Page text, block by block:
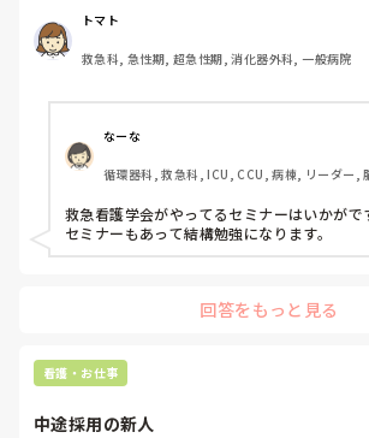
つきます。(今まで患者の対応してても院外
ればしっかりと対応できたのかなといつも
落ち込んでました。でも研修できる自信
きました。ACLSは受ける予定です。何か
ありますか。
トマト
救急科, 急性期, 超急性期, 消化器外科, 一般病院
なーな
循環器科, 救急科, ICU, CCU, 病棟, リーダー,
救急看護学会がやってるセミナーはいかがで
セミナーもあって結構勉強になります。
回答をもっと見る
看護・お仕事
中途採用の新人